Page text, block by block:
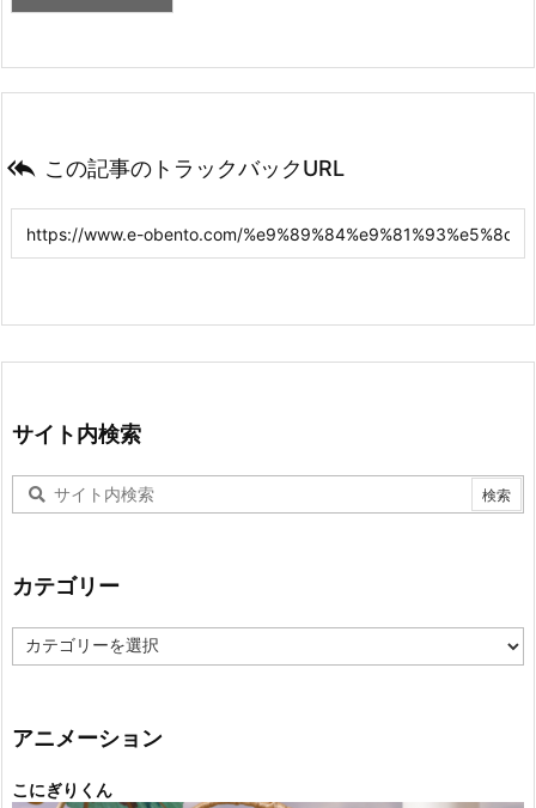
 この記事のトラックバックURL
サイト内検索
カテゴリー
テ
ー
アニメーション
こにぎりくん